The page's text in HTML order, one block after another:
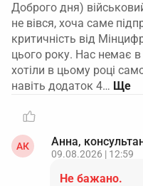
Доброго дня)
не вівся, хоча саме
критичність від
цього року. Нас немає
хотіли в цьому році
навіть додаток 4…
АК Анна,
09.08.2026 | 12:59
Не бажано.